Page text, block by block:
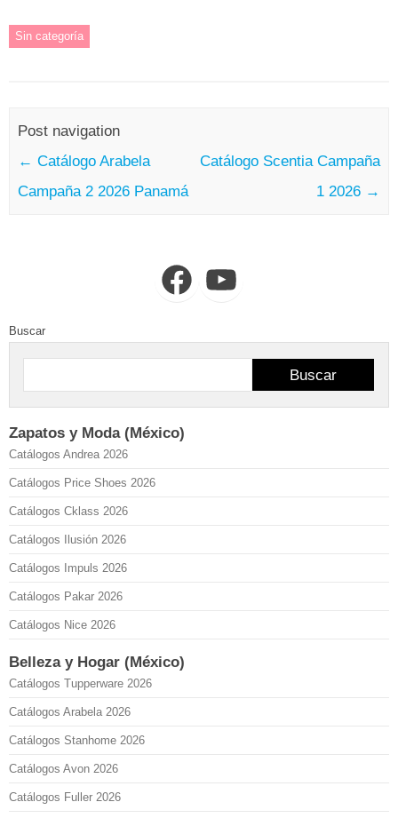
Sin categoría
Post navigation
← Catálogo Arabela
Campaña 2 2026 Panamá
Catálogo Scentia Campaña
1 2026 →
FacebookYouTube
Buscar
Buscar
Zapatos y Moda (México)
Catálogos Andrea 2026
Catálogos Price Shoes 2026
Catálogos Cklass 2026
Catálogos Ilusión 2026
Catálogos Impuls 2026
Catálogos Pakar 2026
Catálogos Nice 2026
Belleza y Hogar (México)
Catálogos Tupperware 2026
Catálogos Arabela 2026
Catálogos Stanhome 2026
Catálogos Avon 2026
Catálogos Fuller 2026